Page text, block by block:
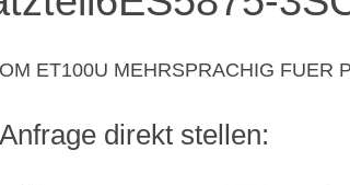
ET100U MEHRSPRACHIG FUER
direkt stellen: